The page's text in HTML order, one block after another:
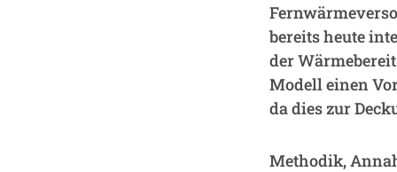
bereits heute
der
Modell einen
da dies zur
Methodik,